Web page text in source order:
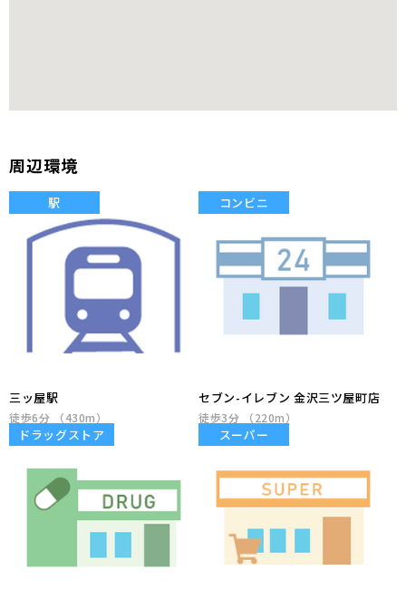
周辺環境
駅
三ッ屋駅
徒歩6分 （430m）
コンビニ
セブン-イレブン 金沢三ツ屋町店
徒歩3分 （220m）
ドラッグストア スーパー